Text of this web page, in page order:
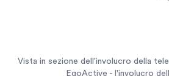
Vista in sezione dell'involucro della
EgoActive - l'involucro